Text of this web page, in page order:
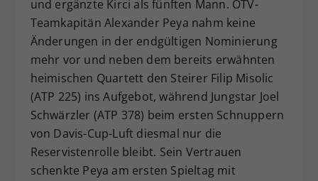
und ergänzte Kirci als fünften Mann. ÖTV-
Teamkapitän Alexander Peya nahm keine
Änderungen in der endgültigen Nominierung
mehr vor und neben dem bereits erwähnten
heimischen Quartett den Steirer Filip Misolic
(ATP 225) ins Aufgebot, während Jungstar Joel
Schwärzler (ATP 378) beim ersten Schnuppern
von Davis-Cup-Luft diesmal nur die
Reservistenrolle bleibt. Sein Vertrauen
schenkte Peya am ersten Spieltag mit